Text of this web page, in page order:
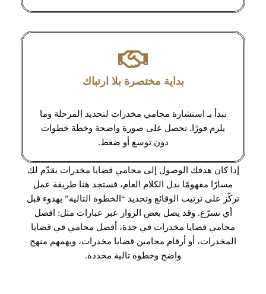
بداية مختصرة بلا ارتباك
نبدأ بـ استشارة محامي مخدرات لتحديد المرحلة وما
يلزم فورًا. تحصل على صورة واضحة وخطة خطوات
دون توسع أو ضغط.
إذا كان هدفك الوصول إلى محامي قضايا مخدرات يقدّم لك
مسارًا مفهومًا بدل الكلام العام، فستجد هنا طريقة عمل
تركّز على ترتيب الوقائع وتحديد “الخطوة التالية” بهدوء قبل
أي تسرّع. وقد يصل بعض الزوار عبر عبارات مثل: افضل
محامي قضايا مخدرات في جدة، أفضل محامي في قضايا
المخدرات، أو أرقام محامين قضايا مخدرات، ويهمهم منهج
واضح وخطوة تالية محددة.